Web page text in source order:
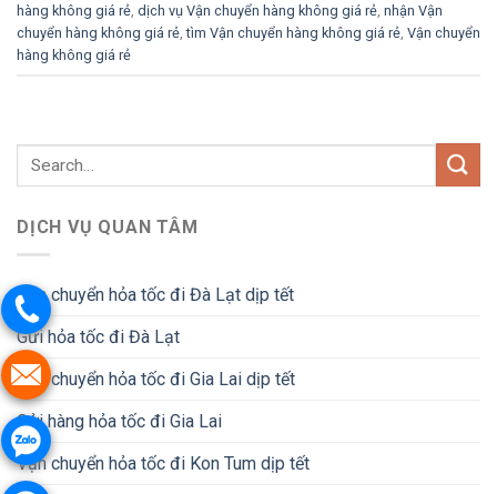
hàng không giá rẻ dịch vụ Vận chuyển hàng không giá rẻ nhận Vận
chuyển hàng không giá rẻ ,tìm Vận chuyển hàng không giá rẻ Vận chuyển
hàng không giá rẻ
DỊCH VỤ QUAN TÂM
Vận chuyển hỏa tốc đi Đà Lạt dịp tết
Gửi hỏa tốc đi Đà Lạt
Vận chuyển hỏa tốc đi Gia Lai dịp tết
Gửi hàng hỏa tốc đi Gia Lai
Vận chuyển hỏa tốc đi Kon Tum dịp tết